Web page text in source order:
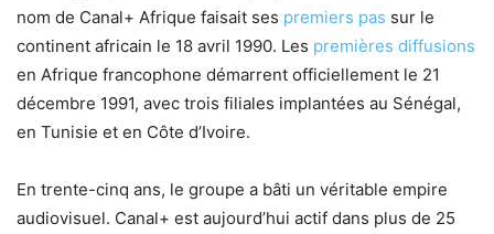
nom de Canal+ Afrique faisait ses premiers pas sur le
continent africain le 18 avril 1990. Les premières diffusions
en Afrique francophone démarrent officiellement le 21
décembre 1991, avec trois filiales implantées au Sénégal,
en Tunisie et en Côte d’Ivoire.
En trente-cinq ans, le groupe a bâti un véritable empire
audiovisuel. Canal+ est aujourd’hui actif dans plus de 25